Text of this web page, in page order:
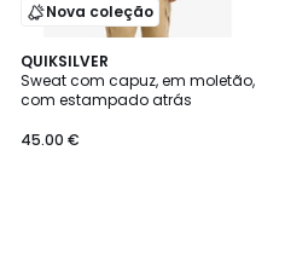
Nova coleção
QUIKSILVER
Sweat com capuz, em moletão,
com estampado atrás
45.00 €